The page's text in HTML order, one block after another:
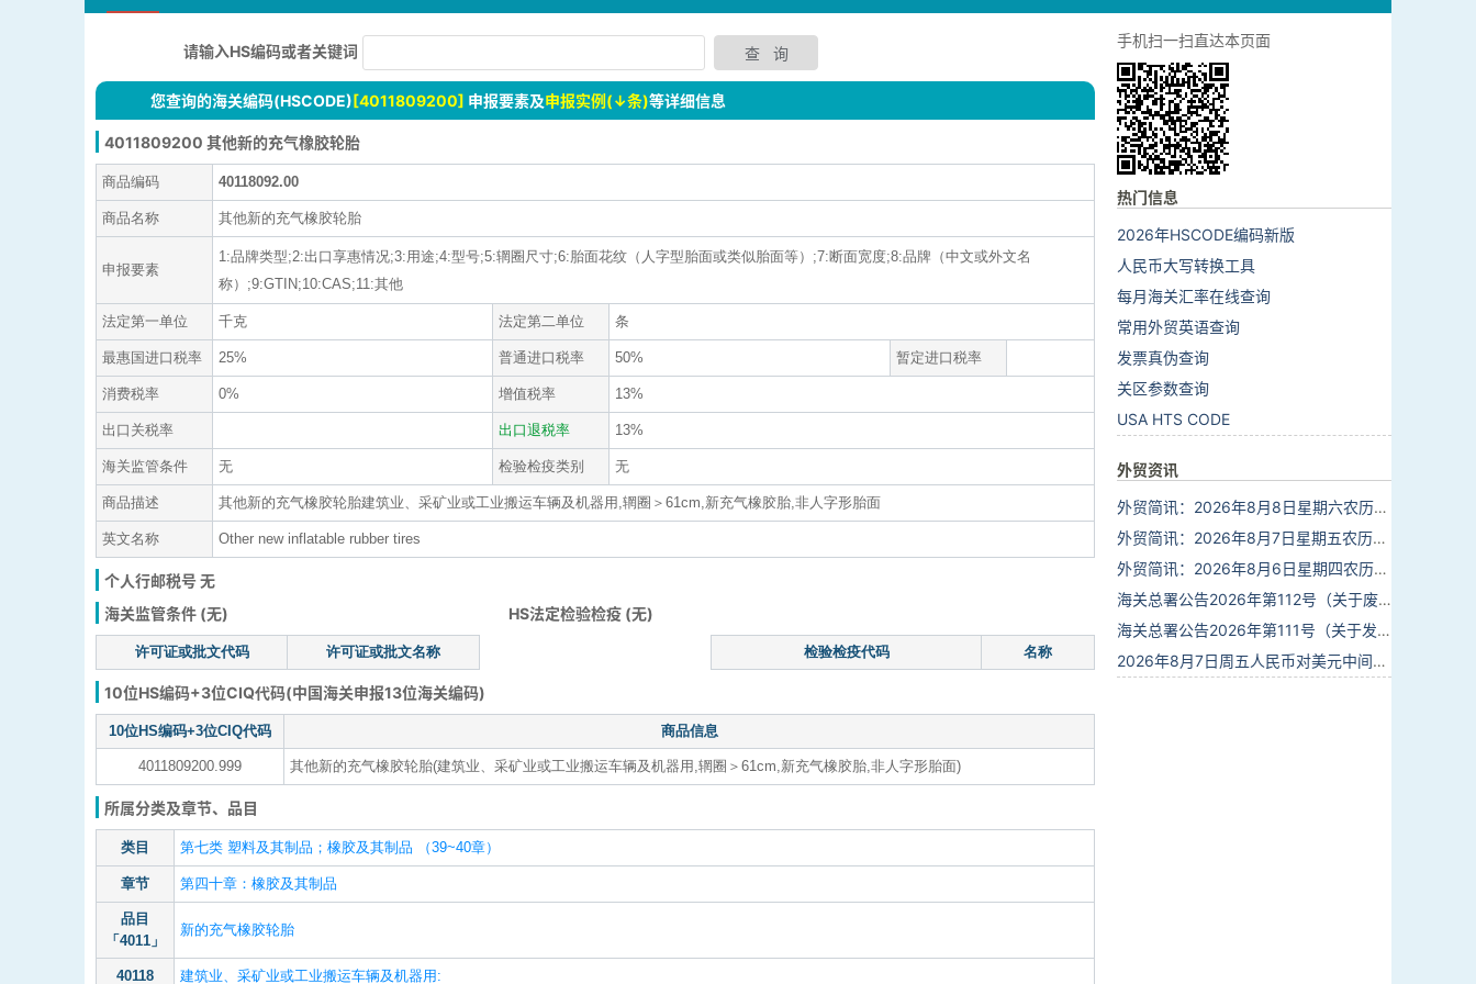
请输入HS编码或者关键词
您查询的海关编码(HSCODE)[4011809200] 申报要素及申报实例(↓条)等详细信息
4011809200 其他新的充气橡胶轮胎
商品编码 40118092.00
商品名称 其他新的充气橡胶轮胎
申报要素
1:品牌类型;2:出口享惠情况;3:用途;4:型号;5:辋圈尺寸;6:胎面花纹（人字型胎面或类似胎面等）;7:断面宽度;8:品牌（中文或外文名
称）;9:GTIN;10:CAS;11:其他
法定第一单位 千克 法定第二单位 条
最惠国进口税率 25% 普通进口税率 50% 暂定进口税率
消费税率 0% 增值税率 13%
出口关税率 出口退税率 13%
海关监管条件 无 检验检疫类别 无
商品描述 其他新的充气橡胶轮胎建筑业、采矿业或工业搬运车辆及机器用,辋圈＞61cm,新充气橡胶胎,非人字形胎面
英文名称 Other new inflatable rubber tires
个人行邮税号 无
海关监管条件 (无)
HS法定检验检疫 (无)
许可证或批文代码 许可证或批文名称 检验检疫代码 名称
10位HS编码+3位CIQ代码(中国海关申报13位海关编码)
10位HS编码+3位CIQ代码 商品信息
4011809200.999 其他新的充气橡胶轮胎(建筑业、采矿业或工业搬运车辆及机器用,辋圈＞61cm,新充气橡胶胎,非人字形胎面)
所属分类及章节、品目
类目 第七类 塑料及其制品；橡胶及其制品 （39~40章）
章节 第四十章：橡胶及其制品
品目
「4011」
新的充气橡胶轮胎
40118 建筑业、采矿业或工业搬运车辆及机器用:
手机扫一扫直达本页面
热门信息
2026年HSCODE编码新版
人民币大写转换工具
每月海关汇率在线查询
常用外贸英语查询
发票真伪查询
关区参数查询
USA HTS CODE
外贸资讯
外贸简讯：2026年8月8日星期六农历六月廿六
外贸简讯：2026年8月7日星期五农历六月廿五
外贸简讯：2026年8月6日星期四农历六月廿四
海关总署公告2026年第112号（关于废止部分卫生检疫类规范性文件的公告）
海关总署公告2026年第111号（关于发布《进出境动植物检疫处理监督管理工作规定》《进出境卫生处理监督管理工作规定》的公告）
2026年8月7日周五人民币对美元中间价报6.7904调贬9个基点